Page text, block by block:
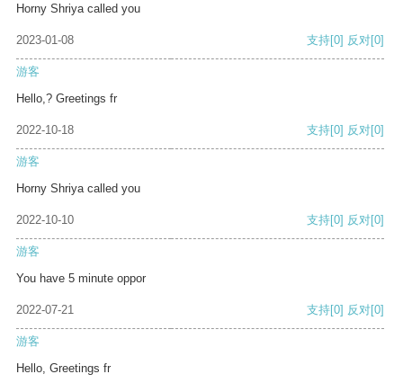
Horny Shriya called you
2023-01-08 支持[0] 反对[0]
游客
Hello,? Greetings fr
2022-10-18 支持[0] 反对[0]
游客
Horny Shriya called you
2022-10-10 支持[0] 反对[0]
游客
You have 5 minute oppor
2022-07-21 支持[0] 反对[0]
游客
Hello, Greetings fr